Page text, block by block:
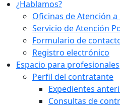
¿Hablamos?
Oficinas de Atención a
Servicio de Atención
Formulario de
Registro electrónico
Espacio para profesionales
Perfil del contratante
Expedientes
Consultas de